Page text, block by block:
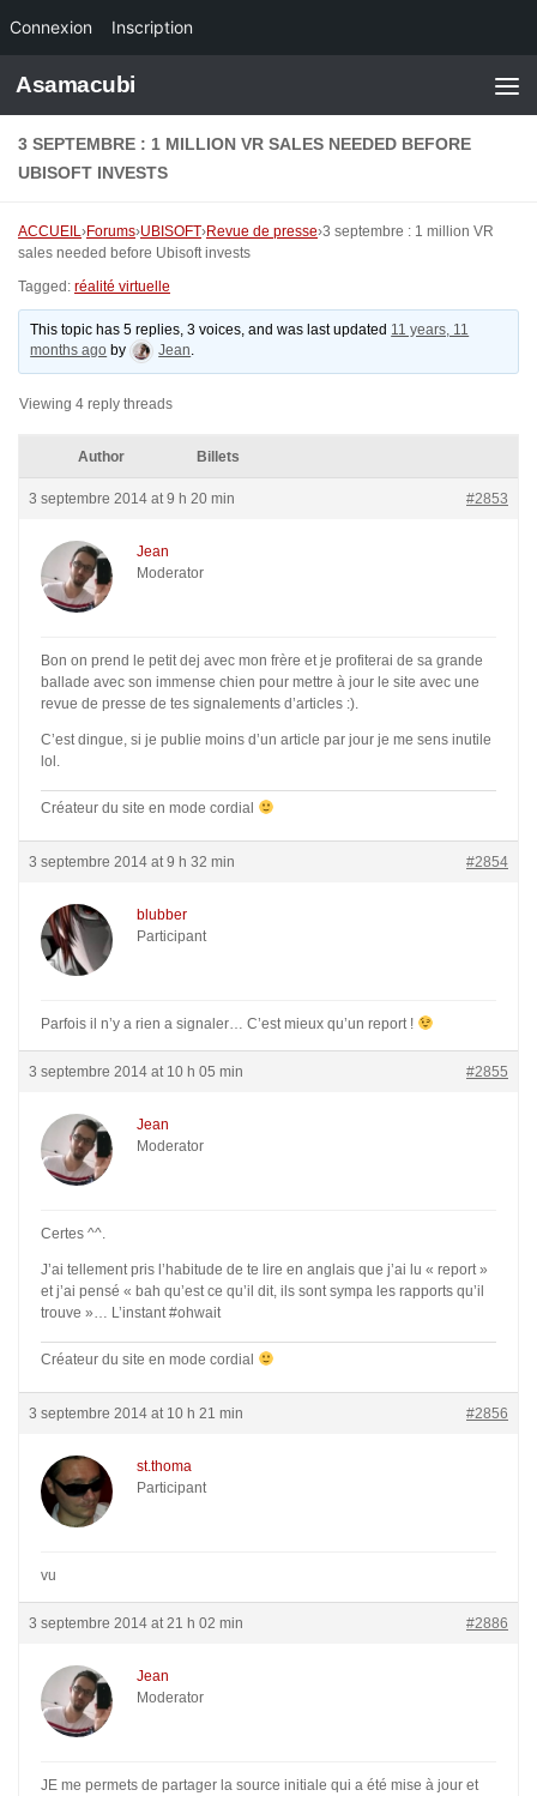
Connexion Inscription
Skip to content
Asamacubi
3 SEPTEMBRE : 1 MILLION VR SALES NEEDED BEFORE
UBISOFT INVESTS
ACCUEIL›Forums›UBISOFT›Revue de presse›3 septembre : 1 million VR
sales needed before Ubisoft invests
Tagged: réalité virtuelle
This topic has 5 replies, 3 voices, and was last updated 11 years, 11
months ago by Jean.
Viewing 4 reply threads
Author Billets
3 septembre 2014 at 9 h 20 min #2853
Jean
Moderator
Bon on prend le petit dej avec mon frère et je profiterai de sa grande
ballade avec son immense chien pour mettre à jour le site avec une
revue de presse de tes signalements d’articles :).
C’est dingue, si je publie moins d’un article par jour je me sens inutile
lol.
Créateur du site en mode cordial
3 septembre 2014 at 9 h 32 min #2854
blubber
Participant
Parfois il n’y a rien a signaler… C’est mieux qu’un report !
3 septembre 2014 at 10 h 05 min #2855
Jean
Moderator
Certes ^^.
J’ai tellement pris l’habitude de te lire en anglais que j’ai lu « report »
et j’ai pensé « bah qu’est ce qu’il dit, ils sont sympa les rapports qu’il
trouve »… L’instant #ohwait
Créateur du site en mode cordial
3 septembre 2014 at 10 h 21 min #2856
st.thoma
Participant
vu
3 septembre 2014 at 21 h 02 min #2886
Jean
Moderator
JE me permets de partager la source initiale qui a été mise à jour et